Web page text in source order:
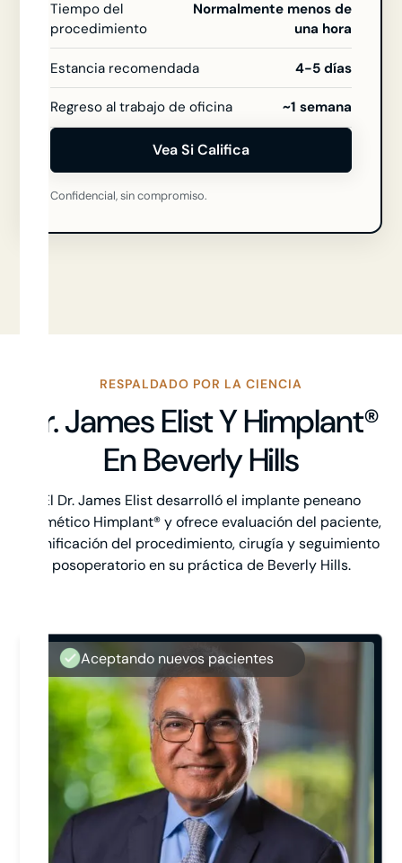
Tiempo del
procedimiento
Normalmente menos de
una hora
Estancia recomendada 4-5 días
Regreso al trabajo de oficina ~1 semana
Vea Si Califica
Confidencial, sin compromiso.
RESPALDADO POR LA CIENCIA
Dr. James Elist Y Himplant®
En Beverly Hills
El Dr. James Elist desarrolló el implante peneano
cosmético Himplant® y ofrece evaluación del paciente,
planificación del procedimiento, cirugía y seguimiento
posoperatorio en su práctica de Beverly Hills.
Aceptando nuevos pacientes